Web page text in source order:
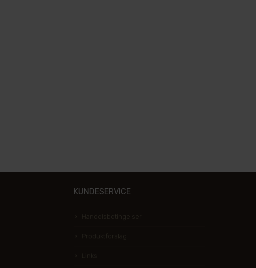
KUNDESERVICE
Handelsbetingelser
Produktforslag